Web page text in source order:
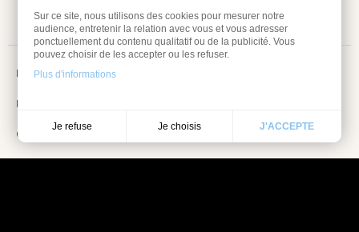
Sur ce site, nous utilisons des cookies pour mesurer notre
audience, entretenir la relation avec vous et vous adresser
ponctuellement du contenu qualitatif ou de la publicité. Vous
pouvez choisir de les accepter ou les refuser.
Plus d'informations
Je refuse Je choisis J'ACCEPTE
Mentions légales
Information sur les cookies
Conditions Générales de vente